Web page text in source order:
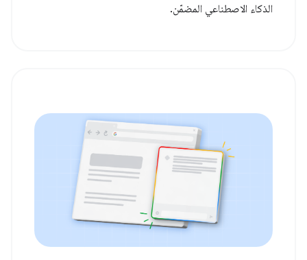
الذكاء الاصطناعي المضمّن.